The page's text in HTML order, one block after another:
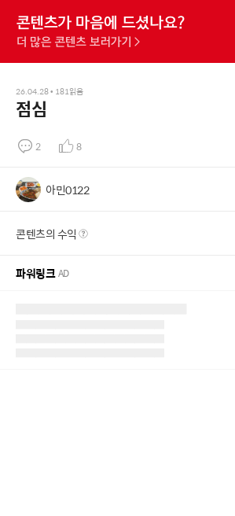
26.04.28• 181읽음
점심
2 8
아민0122
콘텐츠의 수익
파워링크AD